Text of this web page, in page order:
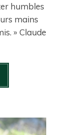
humbles
mains
» Claude